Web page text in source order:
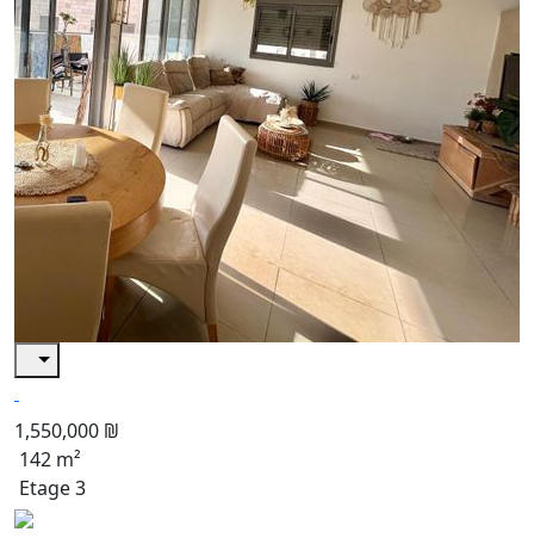
1,550,000 ₪
142 m²
Etage 3